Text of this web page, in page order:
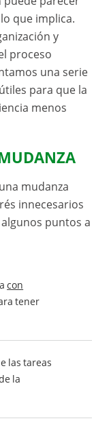
que implica.
y
proceso
una serie
para que la
menos
mudanza
innecesarios
puntos a
con
tener
las tareas
la